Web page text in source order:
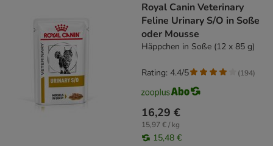
Royal Canin Veterinary
Feline Urinary S/O in Soße
oder Mousse
Häppchen in Soße (12 x 85 g)
16,29 €
15,97 € / kg
15,48 €
Rating: 4.4/5 (194)